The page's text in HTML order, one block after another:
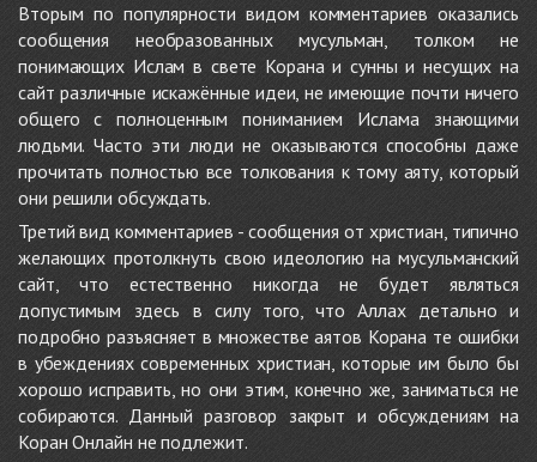
Вторым по популярности видом комментариев оказались
сообщения необразованных мусульман, толком не
понимающих Ислам в свете Корана и сунны и несущих на
сайт различные искажённые идеи, не имеющие почти ничего
общего с полноценным пониманием Ислама знающими
людьми. Часто эти люди не оказываются способны даже
прочитать полностью все толкования к тому аяту, который
они решили обсуждать.
Третий вид комментариев - сообщения от христиан, типично
желающих протолкнуть свою идеологию на мусульманский
сайт, что естественно никогда не будет являться
допустимым здесь в силу того, что Аллах детально и
подробно разъясняет в множестве аятов Корана те ошибки
в убеждениях современных христиан, которые им было бы
хорошо исправить, но они этим, конечно же, заниматься не
собираются. Данный разговор закрыт и обсуждениям на
Коран Онлайн не подлежит.